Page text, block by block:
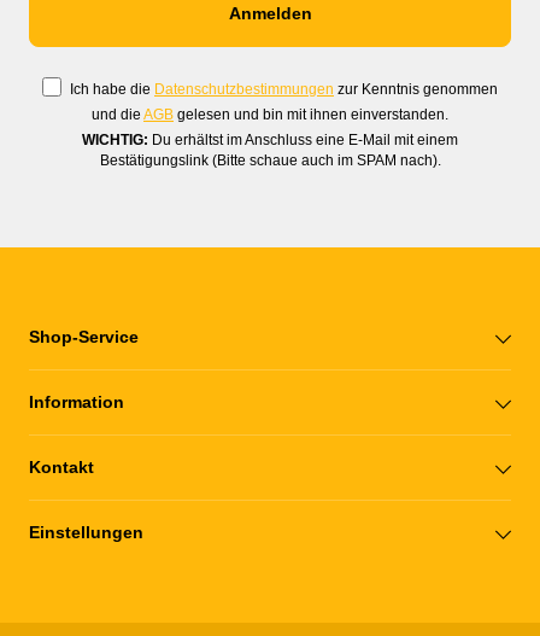
Ich habe die Datenschutzbestimmungen zur Kenntnis genommen
und die AGB gelesen und bin mit ihnen einverstanden.
WICHTIG: Du erhältst im Anschluss eine E-Mail mit einem
Bestätigungslink (Bitte schaue auch im SPAM nach).
Shop-Service
Information
Kontakt
Einstellungen